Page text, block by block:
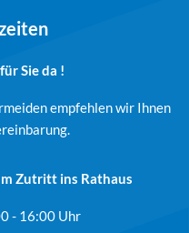
Sie da !
empfehlen wir Ihnen
Zutritt ins Rathaus
- 16:00Uhr